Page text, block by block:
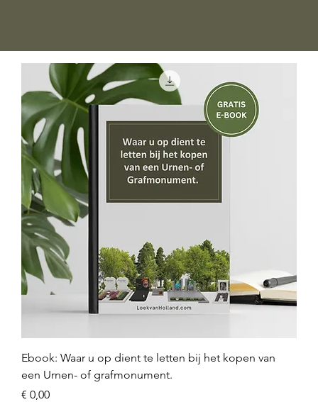
Ebook: Waar u op dient te letten bij het kopen van
een Urnen- of grafmonument.
Prijs
€ 0,00